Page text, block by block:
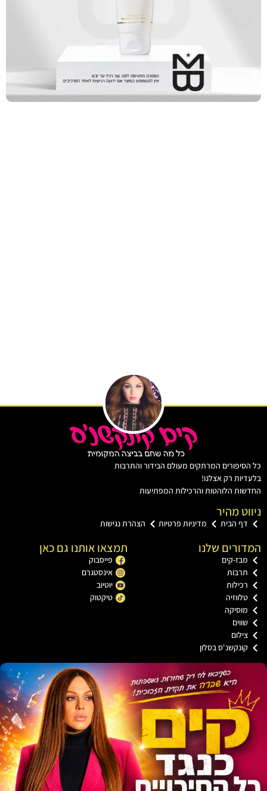
כל הסיפורים המרתקים מעולם הבידור והתרבות
בלעדיות רק אצלנו!
החדשות הלוהטות והרכילות המפתיעות
ניווט מהיר
דף הבית מדיניות פרטיות הצהרת נגישות
המדורים שלנו
מבז-קים
תרבות
רכילות
טלווזיה
מוסיקה
שווים
צילום
קונקשנ'ס בסלון
תמצאו אותנו גם כאן
פייסבוק
אינסטגרם
יוטיוב
טיקטוק